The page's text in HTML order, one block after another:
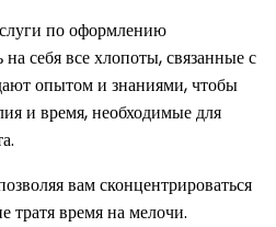
по оформлению
себя все хлопоты, связанные с
опытом и знаниями, чтобы
и время, необходимые для
вам сконцентрироваться
тратя время на мелочи.